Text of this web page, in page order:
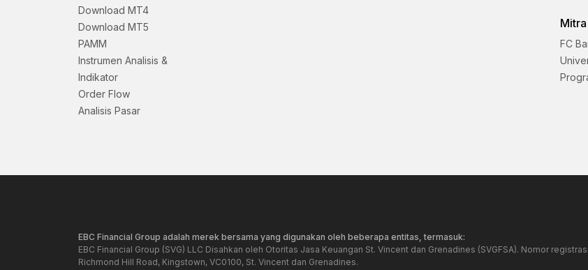
Download MT4
Download MT5
PAMM
Instrumen Analisis &
Indikator
Order Flow
Analisis Pasar
Mitra
FC
EBC Financial Group adalah merek bersama yang digunakan oleh beberapa entitas, termasuk:
EBC Financial Group (SVG) LLC Disahkan oleh Otoritas Jasa Keuangan St. Vincent dan Grenadines (SVGFSA). Nomor
Richmond Hill Road, Kingstown, VC0100, St. Vincent dan Grenadines.